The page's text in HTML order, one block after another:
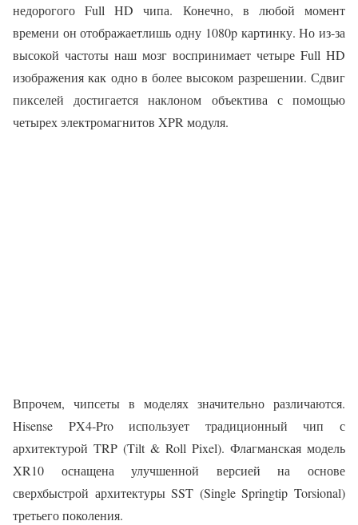
недорогого Full HD чипа. Конечно, в любой момент
времени он отображаетлишь одну 1080p картинку. Но из-за
высокой частоты наш мозг воспринимает четыре Full HD
изображения как одно в более высоком разрешении. Сдвиг
пикселей достигается наклоном объектива с помощью
четырех электромагнитов XPR модуля.
Впрочем, чипсеты в моделях значительно различаются.
Hisense PX4-Pro использует традиционный чип с
архитектурой TRP (Tilt & Roll Pixel). Флагманская модель
XR10 оснащена улучшенной версией на основе
сверхбыстрой архитектуры SST (Single Springtip Torsional)
третьего поколения.